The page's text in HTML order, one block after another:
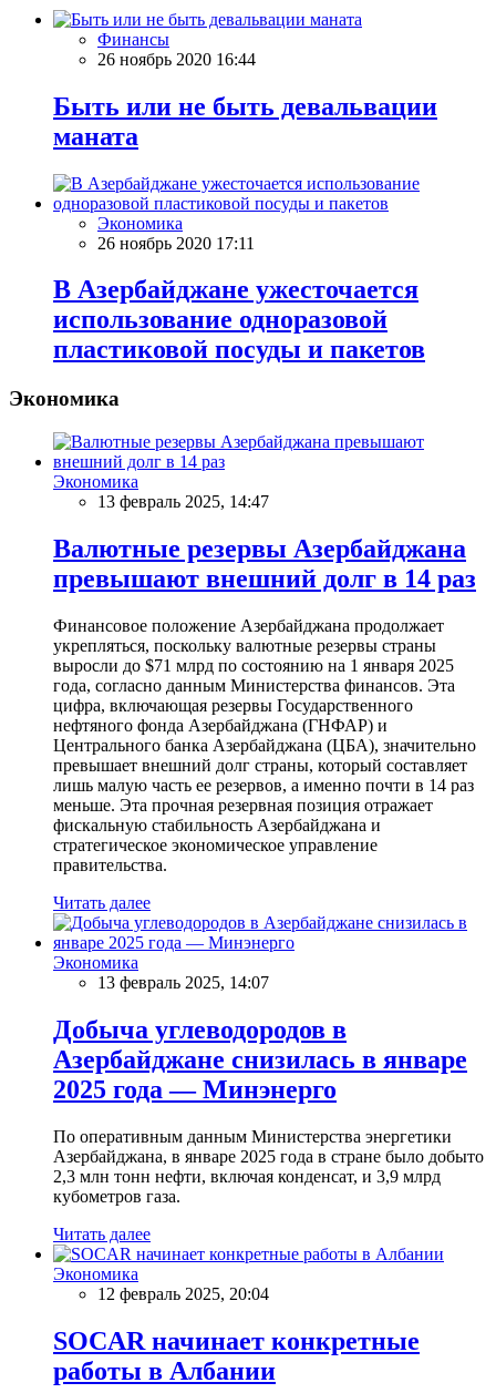
Финансы
26 ноябрь 2020 16:44
Быть или не быть девальвации
маната
Экономика
26 ноябрь 2020 17:11
В Азербайджане ужесточается
использование одноразовой
пластиковой посуды и пакетов
Экономика
Экономика
13 февраль 2025, 14:47
Валютные резервы Азербайджана
превышают внешний долг в 14 раз
Финансовое положение Азербайджана продолжает
укрепляться, поскольку валютные резервы страны
выросли до $71 млрд по состоянию на 1 января 2025
года, согласно данным Министерства финансов. Эта
цифра, включающая резервы Государственного
нефтяного фонда Азербайджана (ГНФАР) и
Центрального банка Азербайджана (ЦБА), значительно
превышает внешний долг страны, который составляет
лишь малую часть ее резервов, а именно почти в 14 раз
меньше. Эта прочная резервная позиция отражает
фискальную стабильность Азербайджана и
стратегическое экономическое управление
правительства.
Читать далее
Экономика
13 февраль 2025, 14:07
Добыча углеводородов в
Азербайджане снизилась в январе
2025 года — Минэнерго
По оперативным данным Министерства энергетики
Азербайджана, в январе 2025 года в стране было добыто
2,3 млн тонн нефти, включая конденсат, и 3,9 млрд
кубометров газа.
Читать далее
Экономика
12 февраль 2025, 20:04
SOCAR начинает конкретные
работы в Албании